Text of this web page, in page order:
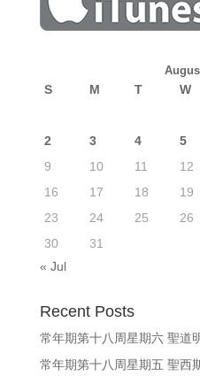
S M T W
2
3 4 5
9
10 11 12
16
17 18 19
23
24 25 26
30
31
« Jul
Recent Posts
常年期第十八周星期六 聖道
常年期第十八周星期五 聖西